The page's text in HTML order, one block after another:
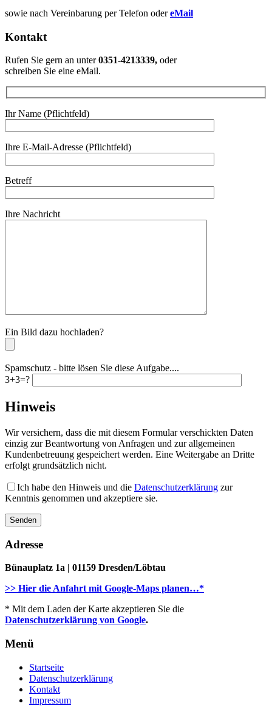
sowie nach Vereinbarung per Telefon odereMail
Kontakt
Rufen Sie gern an unter0351-4213339, oder
schreiben Sie eine eMail.
Ihr Name (Pflichtfeld)
Ihre E-Mail-Adresse (Pflichtfeld)
Betreff
Ihre Nachricht
Bitte lassen Sie dieses Feld leer.
Ein Bild dazu hochladen?
Spamschutz - bitte lösen Sie diese Aufgabe....
3+3=?
Hinweis
Wir versichern, dass die mit diesem Formular verschickten Daten
einzig zur Beantwortung von Anfragen und zur allgemeinen
Kundenbetreuung gespeichert werden. Eine Weitergabe an Dritte
erfolgt grundsätzlich nicht.
Ich habe den Hinweis und die Datenschutzerklärung zur
Kenntnis genommen und akzeptiere sie.
Adresse
Bünauplatz 1a | 01159 Dresden/Löbtau
>> Hier die Anfahrt mit Google-Maps planen…*
* Mit dem Laden der Karte akzeptieren Sie die
Datenschutzerklärung von Google.
Menü
Startseite
Datenschutzerklärung
Kontakt
Impressum